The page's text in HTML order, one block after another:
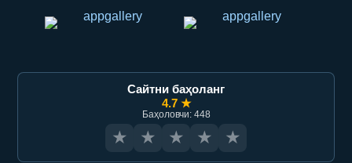
Сайтни баҳоланг
4.7 ★
Баҳоловчи: 448
★ ★ ★ ★ ★